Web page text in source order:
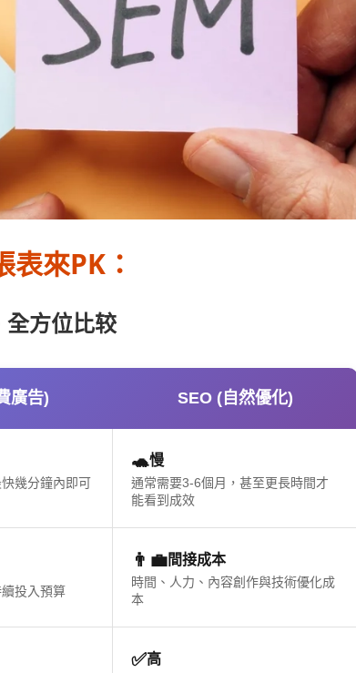
來PK：
方位比较
廣告) SEO (自然優化)
幾分鐘內即可
🐢慢
通常需要3-6個月，甚至更長時間才
能看到成效
投入預算
👨‍💼間接成本
時間、人力、內容創作與技術優化成
本
✅高